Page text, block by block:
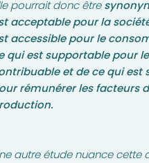
pourrait donc être
acceptable pour la
accessible pour le
qui est supportable pour le
et de ce qui est
rémunérer les facteurs
autre étude nuance cette